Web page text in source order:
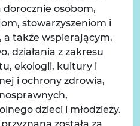
dorocznie osobom,
stowarzyszeniom i
także wspierającym,
działania z zakresu
ekologii, kultury i
i ochrony zdrowia,
dzieci i młodzieży.